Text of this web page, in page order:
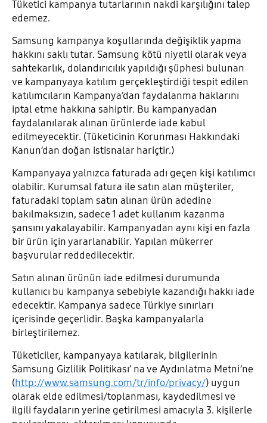
Tüketici kampanya tutarlarının nakdi karşılığını talep
edemez.
Samsung kampanya koşullarında değişiklik yapma
hakkını saklı tutar. Samsung kötü niyetli olarak veya
sahtekarlık, dolandırıcılık yapıldığı şüphesi bulunan
ve kampanyaya katılım gerçekleştirdiği tespit edilen
katılımcıların Kampanya’dan faydalanma haklarını
iptal etme hakkına sahiptir. Bu kampanyadan
faydalanılarak alınan ürünlerde iade kabul
edilmeyecektir. (Tüketicinin Korunması Hakkındaki
Kanun’dan doğan istisnalar hariçtir.)
Kampanyaya yalnızca faturada adı geçen kişi katılımcı
olabilir. Kurumsal fatura ile satın alan müşteriler,
faturadaki toplam satın alınan ürün adedine
bakılmaksızın, sadece 1 adet kullanım kazanma
şansını yakalayabilir. Kampanyadan aynı kişi en fazla
bir ürün için yararlanabilir. Yapılan mükerrer
başvurular reddedilecektir.
Satın alınan ürünün iade edilmesi durumunda
kullanıcı bu kampanya sebebiyle kazandığı hakkı iade
edecektir. Kampanya sadece Türkiye sınırları
içerisinde geçerlidir. Başka kampanyalarla
birleştirilemez.
Tüketiciler, kampanyaya katılarak, bilgilerinin
Samsung Gizlilik Politikası’ na ve Aydınlatma Metni’ne
(http://www.samsung.com/tr/info/privacy/) uygun
olarak elde edilmesi/toplanması, kaydedilmesi ve
ilgili faydaların yerine getirilmesi amacıyla 3. kişilerle